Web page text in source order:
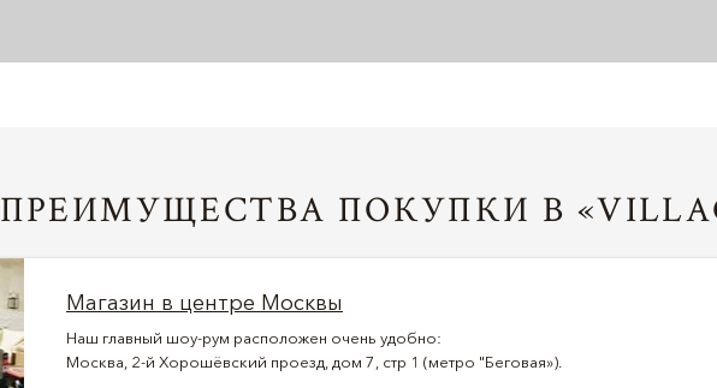
ПРЕИМУЩЕСТВА ПОКУПКИ В
Магазин в центре Москвы
Наш главный шоу-рум расположен очень удобно:
Москва, 2-й Хорошёвский проезд, дом 7, стр 1 (метро "Беговая»).